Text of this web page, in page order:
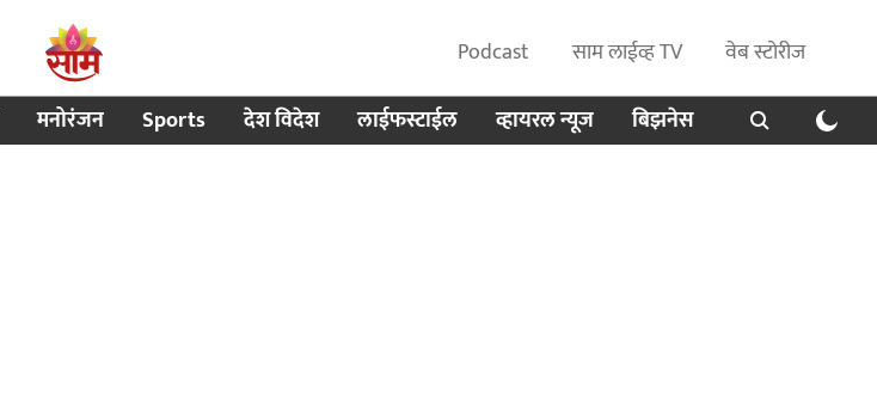
Podcast साम लाईव्ह TV
वेब स्टोरीज
मनोरंजन Sports देश विदेश लाईफस्टाईल व्हायरल न्यूज बिझनेस